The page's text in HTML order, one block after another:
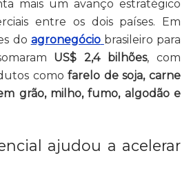
mais um avanço estratégico
entre os dois países. Em
do agronegócio brasileiro para
US$ 2,4 bilhões, com
comofarelo de soja, carne
grão, milho, fumo, algodão e
ajudou a acelerar